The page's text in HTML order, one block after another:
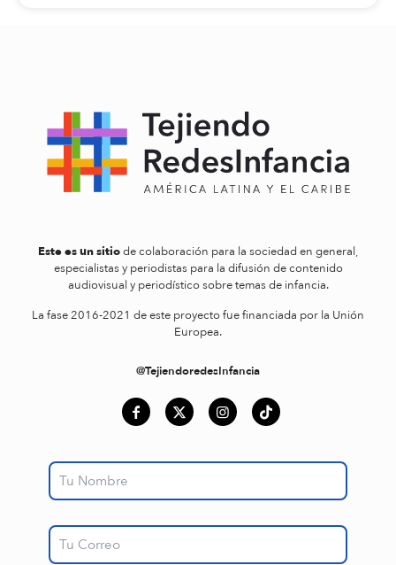
Este es un sitiode colaboración para la sociedad en general,
especialistas y periodistas para la difusión de contenido
audiovisual y periodístico sobre temas de infancia.
La fase 2016-2021 de este proyecto fue financiada por la Unión
Europea.
@TejiendoredesInfancia